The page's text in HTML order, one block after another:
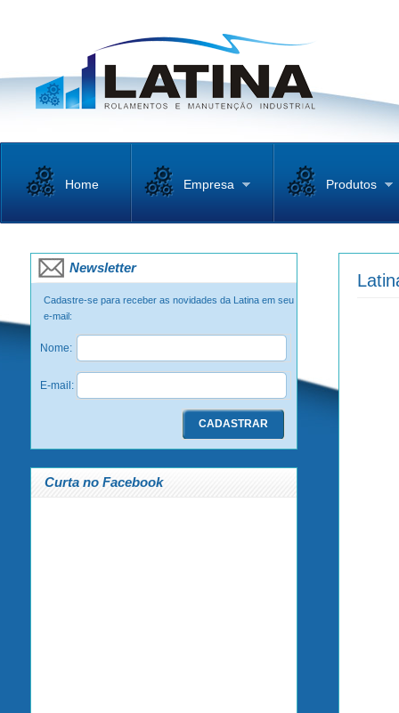
Home Empresa Produtos
Newsletter
Cadastre-se para receber as novidades da Latina em seu
e-mail:
Nome:
E-mail:
Curta no Facebook